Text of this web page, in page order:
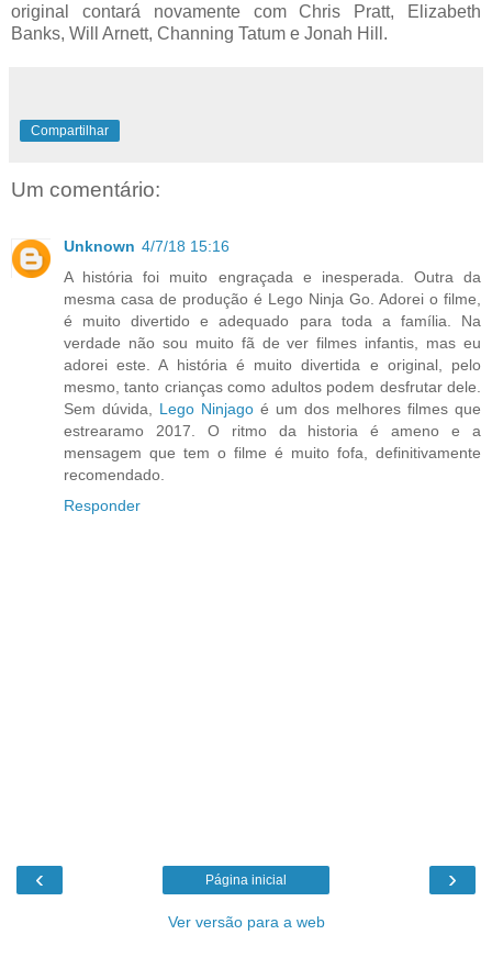
original contará novamente com Chris Pratt, Elizabeth
Banks, Will Arnett, Channing Tatum e Jonah Hill.
Compartilhar
Um comentário:
Unknown 4/7/18 15:16
A história foi muito engraçada e inesperada. Outra da
mesma casa de produção é Lego Ninja Go. Adorei o filme,
é muito divertido e adequado para toda a família. Na
verdade não sou muito fã de ver filmes infantis, mas eu
adorei este. A história é muito divertida e original, pelo
mesmo, tanto crianças como adultos podem desfrutar dele.
Sem dúvida, Lego Ninjago é um dos melhores filmes que
estrearamo 2017. O ritmo da historia é ameno e a
mensagem que tem o filme é muito fofa, definitivamente
recomendado.
Responder
‹ ›
Página inicial
Ver versão para a web